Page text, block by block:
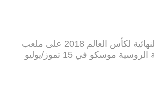
ستُلعب المباراة النهائية لكأس العالم 2018 على ملعب
لوجنيكي بالعاصمة الروسية موسكو في 15 تموز/يوليو